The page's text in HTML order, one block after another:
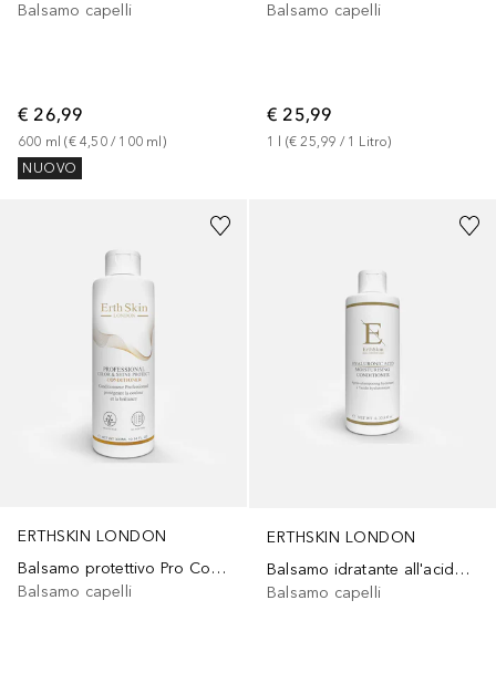
Balsamo capelli
€ 26,99
600 ml (€ 4,50 / 100 ml )
NUOVO
Balsamo capelli
€ 25,99
1 (€ 25,99 / 1 Litro)
ERTHSKIN LONDON
Balsamo protettivo Pro Color & Shine
Balsamo capelli
ERTHSKIN LONDON
Balsamo idratante all'acido ialuronico
Balsamo capelli